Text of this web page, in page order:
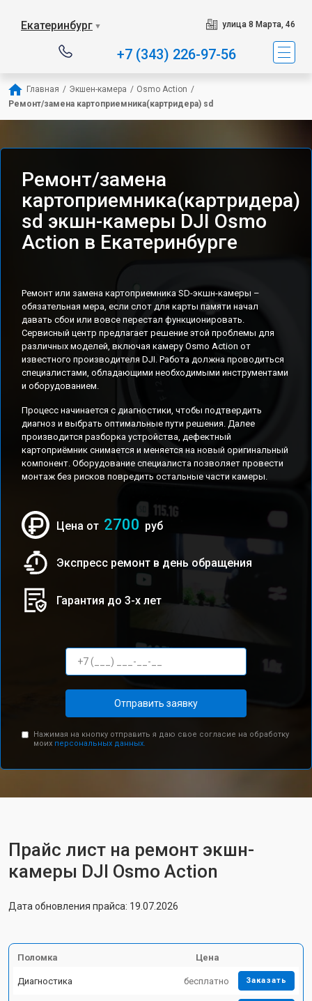
Екатеринбург ▼ улица 8 Марта, 46
+7 (343) 226-97-56
Главная / Экшен-камера / Osmo Action /
Ремонт/замена картоприемника(картридера) sd
Ремонт/замена
картоприемника(картридера)
sd экшн-камеры DJI Osmo
Action в Екатеринбурге
Ремонт или замена картоприемника SD-экшн-камеры –
обязательная мера, если слот для карты памяти начал
давать сбои или вовсе перестал функционировать.
Сервисный центр предлагает решение этой проблемы для
различных моделей, включая камеру Osmo Action от
известного производителя DJI. Работа должна проводиться
специалистами, обладающими необходимыми инструментами
и оборудованием.
Процесс начинается с диагностики, чтобы подтвердить
диагноз и выбрать оптимальные пути решения. Далее
производится разборка устройства, дефектный
картоприёмник снимается и меняется на новый оригинальный
компонент. Оборудование специалиста позволяет провести
монтаж без рисков повредить остальные части камеры.
Цена от 2700 руб
Экспресс ремонт в день обращения
Гарантия до 3-х лет
Отправить заявку
Нажимая на кнопку отправить я даю свое согласие на обработку
моих персональных данных.
Прайс лист на ремонт экшн-
камеры DJI Osmo Action
Дата обновления прайса: 19.07.2026
Поломка Цена
Диагностика бесплатно Заказать